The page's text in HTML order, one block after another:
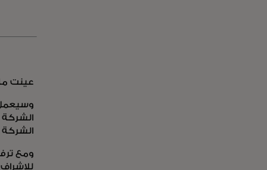
عينت
الشركة
الشركة
ومع